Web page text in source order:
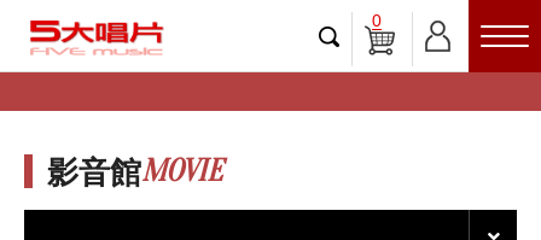
0
影音館MOVIE